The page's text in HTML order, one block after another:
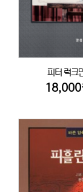
피터 럭크
18,000